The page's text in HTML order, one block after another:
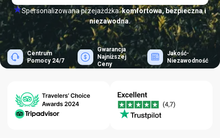
Spersonalizowana przejażdżka:komfortowa, bezpieczna i
niezawodna.
Centrum
Pomocy 24/7
Gwarancja
Najniższej
Ceny
Jakość-
Niezawodność